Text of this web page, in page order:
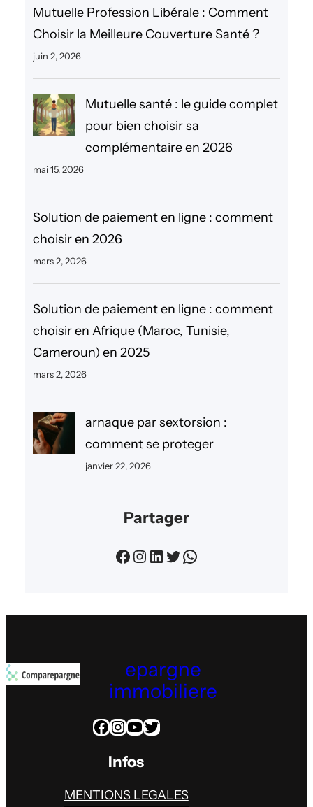
c
h
r
Mutuelle Profession Libérale : Comment
Choisir la Meilleure Couverture Santé ?
juin 2, 2026
Mutuelle santé : le guide complet
pour bien choisir sa
complémentaire en 2026
mai 15, 2026
Solution de paiement en ligne : comment
choisir en 2026
mars 2, 2026
Solution de paiement en ligne : comment
choisir en Afrique (Maroc, Tunisie,
Cameroun) en 2025
mars 2, 2026
arnaque par sextorsion :
comment se proteger
janvier 22, 2026
Partager
Facebook Instagram LinkedIn Twitter WhatsApp
epargne
immobiliere
Facebook InstagramYouTube Twitter
Infos
MENTIONS LEGALES